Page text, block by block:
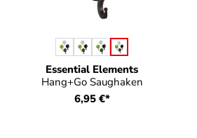
Essential Elements
Hang+Go Saughaken
Farbeauswählen
6,95 €*